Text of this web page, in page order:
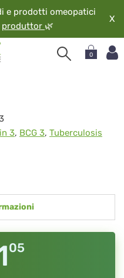
e prodotti omeopatici
produttor 🌿
X
0
3, BCG 3, Tuberculosis
05